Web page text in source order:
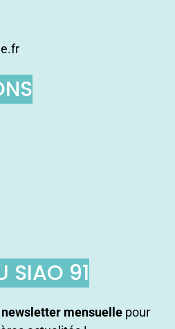
SIAO 91
newsletter mensuelle pour